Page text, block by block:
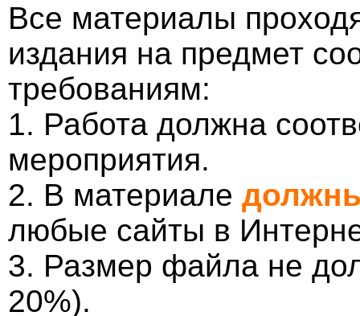
Все материалы
издания на предмет
требованиям:
1. Работа должна
мероприятия.
2. В материале
любые сайты в
3. Размер файла не
20%).